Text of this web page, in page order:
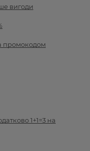
вигоди
промокодом
1+1=3 на